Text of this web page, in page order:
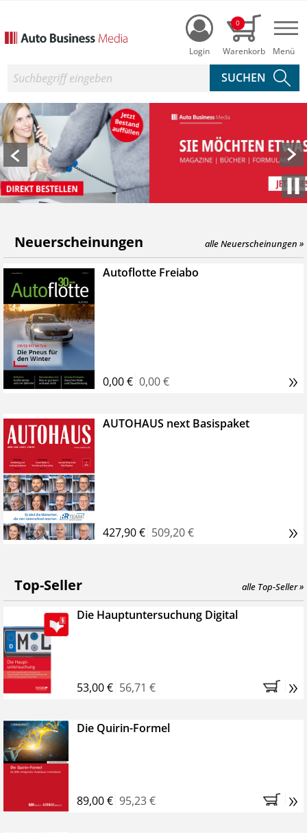
Login
0
Suche
Business Shop - Ihr Online-Shop
Neuerscheinungen alle Neuerscheinungen »
Autoflotte Freiabo
0,00 € 0,00 € »
AUTOHAUS next Basispaket
427,90 € 509,20 € »
Top-Seller alle Top-Seller »
Die Hauptuntersuchung Digital
53,00 € 56,71 € »
Die Quirin-Formel
89,00 € 95,23 € »